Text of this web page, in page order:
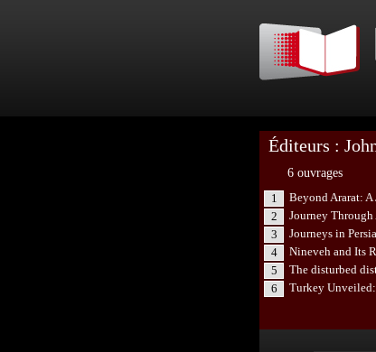
Éditeurs :
6 ouvrages
1
Beyond Ararat:
2
Journey
3
Journeys in
4
Nineveh and Its
5
The disturbed
6
Turkey